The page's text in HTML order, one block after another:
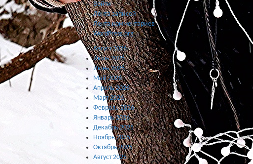
Войти
Лента записей
Лента комментариев
WordPress.org
Август 2026
Июль 2026
Июнь 2026
Май 2026
Апрель 2026
Март 2026
Февраль 2026
Январь 2026
Декабрь 2025
Ноябрь 2025
Октябрь 2025
Август 2025